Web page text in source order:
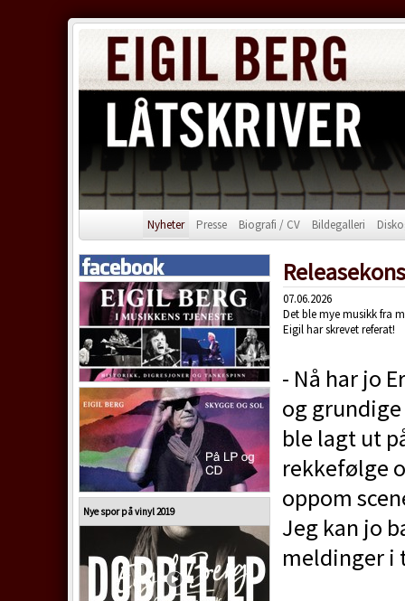
Nyheter Presse Biografi / CV Bildegalleri
Nye spor på vinyl 2019
07.06.2026
Det ble mye musikk fra
Eigil har skrevet referat!
- Nå har jo
og
ble lagt ut
rekkefølge
oppom
Jeg kan jo
meldinger i